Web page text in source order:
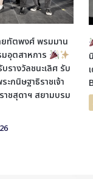
ทัตพงศ์ พรมมาน
อุตสาหการ
รางวัลชนะเลิศ รับ
ะกนิษฐาธิราชเจ้า
าชสุดาฯ สยามบรม